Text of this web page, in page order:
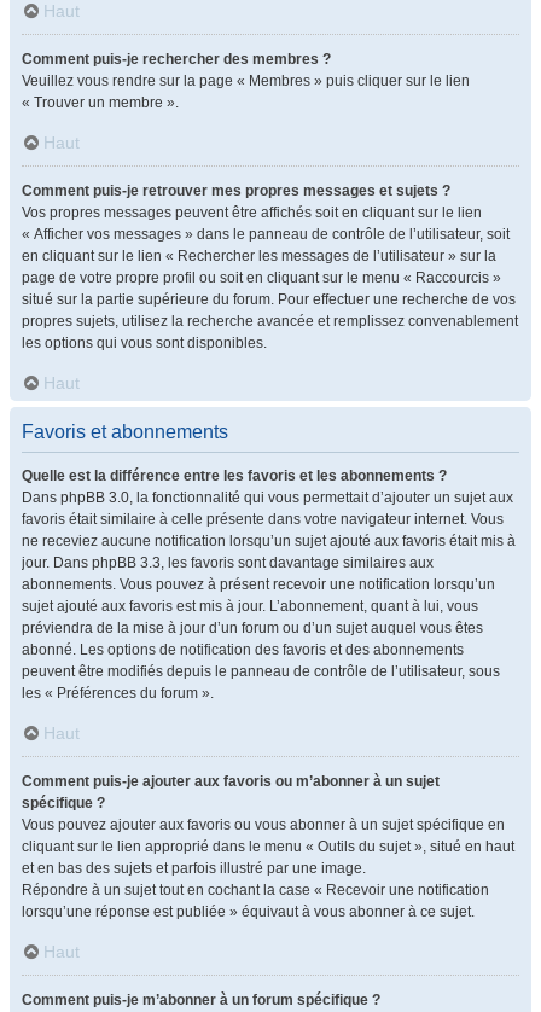
Haut
Comment puis-je rechercher des membres ?
Veuillez vous rendre sur la page « Membres » puis cliquer sur le lien
« Trouver un membre ».
Haut
Comment puis-je retrouver mes propres messages et sujets ?
Vos propres messages peuvent être affichés soit en cliquant sur le lien
« Afficher vos messages » dans le panneau de contrôle de l’utilisateur, soit
en cliquant sur le lien « Rechercher les messages de l’utilisateur » sur la
page de votre propre profil ou soit en cliquant sur le menu « Raccourcis »
situé sur la partie supérieure du forum. Pour effectuer une recherche de vos
propres sujets, utilisez la recherche avancée et remplissez convenablement
les options qui vous sont disponibles.
Haut
Favoris et abonnements
Quelle est la différence entre les favoris et les abonnements ?
Dans phpBB 3.0, la fonctionnalité qui vous permettait d’ajouter un sujet aux
favoris était similaire à celle présente dans votre navigateur internet. Vous
ne receviez aucune notification lorsqu’un sujet ajouté aux favoris était mis à
jour. Dans phpBB 3.3, les favoris sont davantage similaires aux
abonnements. Vous pouvez à présent recevoir une notification lorsqu’un
sujet ajouté aux favoris est mis à jour. L’abonnement, quant à lui, vous
préviendra de la mise à jour d’un forum ou d’un sujet auquel vous êtes
abonné. Les options de notification des favoris et des abonnements
peuvent être modifiés depuis le panneau de contrôle de l’utilisateur, sous
les « Préférences du forum ».
Haut
Comment puis-je ajouter aux favoris ou m’abonner à un sujet
spécifique ?
Vous pouvez ajouter aux favoris ou vous abonner à un sujet spécifique en
cliquant sur le lien approprié dans le menu « Outils du sujet », situé en haut
et en bas des sujets et parfois illustré par une image.
Répondre à un sujet tout en cochant la case « Recevoir une notification
lorsqu’une réponse est publiée » équivaut à vous abonner à ce sujet.
Haut
Comment puis-je m’abonner à un forum spécifique ?